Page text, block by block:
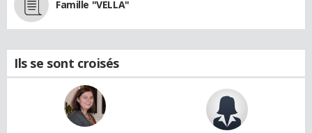
Famille "VELLA"
Ils se sont croisés